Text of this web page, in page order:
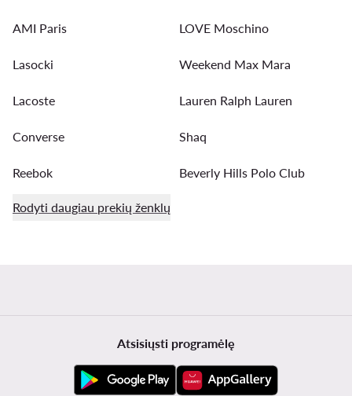
AMI Paris LOVE Moschino
Lasocki Weekend Max Mara
Lacoste Lauren Ralph Lauren
Converse Shaq
Reebok Beverly Hills Polo Club
Rodyti daugiau prekių ženklų
Atsisiųsti programėlę